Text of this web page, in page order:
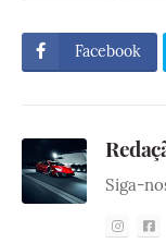
Facebook
Siga-